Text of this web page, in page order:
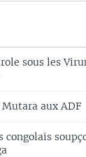
sous les
aux ADF
congolais